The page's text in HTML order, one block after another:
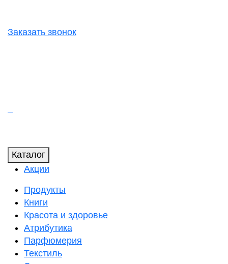
Заказать звонок
Каталог
Акции
Продукты
Книги
Красота и здоровье
Атрибутика
Парфюмерия
Текстиль